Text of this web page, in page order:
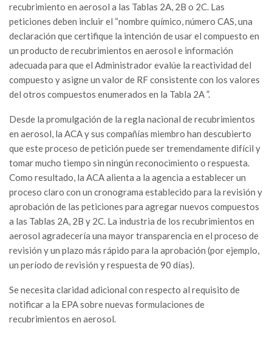
recubrimiento en aerosol a las Tablas 2A, 2B o 2C. Las
peticiones deben incluir el “nombre químico, número CAS, una
declaración que certifique la intención de usar el compuesto en
un producto de recubrimientos en aerosol e información
adecuada para que el Administrador evalúe la reactividad del
compuesto y asigne un valor de RF consistente con los valores
del otros compuestos enumerados en la Tabla 2A ”.
Desde la promulgación de la regla nacional de recubrimientos
en aerosol, la ACA y sus compañías miembro han descubierto
que este proceso de petición puede ser tremendamente difícil y
tomar mucho tiempo sin ningún reconocimiento o respuesta.
Como resultado, la ACA alienta a la agencia a establecer un
proceso claro con un cronograma establecido para la revisión y
aprobación de las peticiones para agregar nuevos compuestos
a las Tablas 2A, 2B y 2C. La industria de los recubrimientos en
aerosol agradecería una mayor transparencia en el proceso de
revisión y un plazo más rápido para la aprobación (por ejemplo,
un período de revisión y respuesta de 90 días).
Se necesita claridad adicional con respecto al requisito de
notificar a la EPA sobre nuevas formulaciones de
recubrimientos en aerosol.